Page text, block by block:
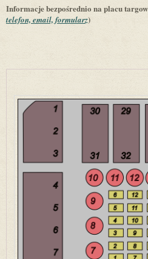
Informacje bezpośrednio na placu
telefon, email, formularz)